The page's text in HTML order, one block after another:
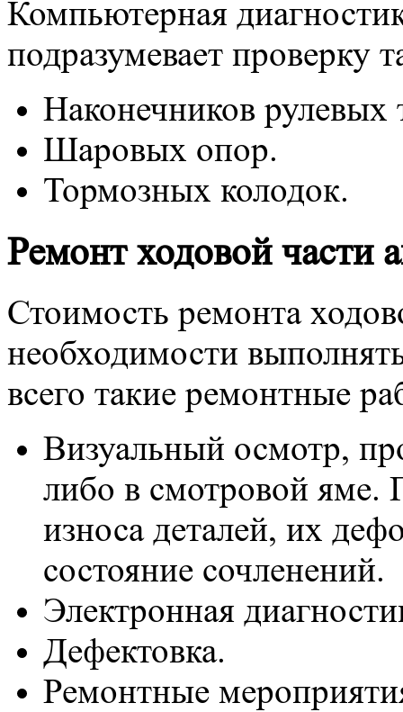
Компьютерная
подразумевает проверку
Наконечников рулевых
Шаровых опор.
Тормозных колодок.
Ремонт ходовой части
Стоимость ремонта
необходимости
всего такие ремонтные
Визуальный осмотр,
либо в смотровой яме.
износа деталей, их
состояние сочленений.
Электронная
Дефектовка.
Ремонтные